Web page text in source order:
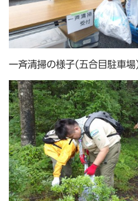
一斉清掃の様子(五合目駐車場